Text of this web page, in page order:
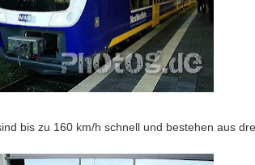
bis zu 160 km/h schnell und bestehen aus